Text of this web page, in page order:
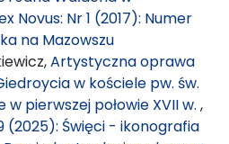
Novus: Nr 1 (2017): Numer
na Mazowszu
Artystyczna oprawa
w kościele pw. św.
pierwszej połowie XVII w. ,
(2025): Święci - ikonografia